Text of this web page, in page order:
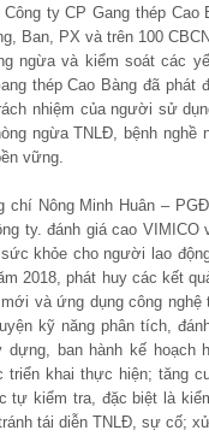
ty CP Gang thép
Ban, PX và trên 100
ngừa và kiểm soát các
thép Cao Bàng đã
nhiệm của người sử
ngừa TNLĐ, bệnh nghề
vững.
chí Nông Minh Huân –
ty. đánh giá cao
khỏe cho người lao
2018, phát huy các kết
và ứng dụng công
kỹ năng phân tích,
dựng, ban hành kế
triển khai thực hiện; tăng
tự kiểm tra, đặc biệt là
tái diễn TNLĐ, sự cố;